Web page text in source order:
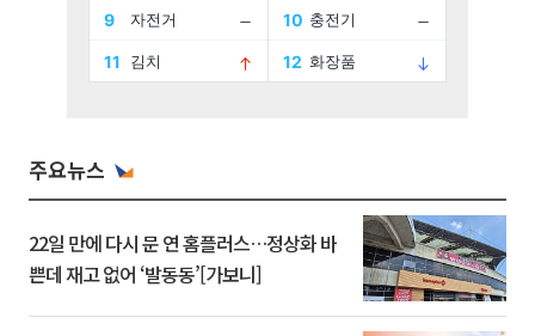
주요뉴스
22일 만에 다시 문 연 홈플러스…정상화 바
쁜데 재고 없어 ‘발동동’[가보니]